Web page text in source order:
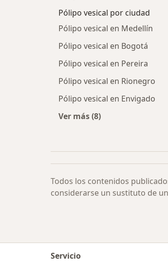
Pólipo vesical por ciudad
Pólipo vesical en Medellín
Pólipo vesical en Bogotá
Pólipo vesical en Pereira
Pólipo vesical en Rionegro
Pólipo vesical en Envigado
Ver más (8)
Más en esta
Todos los contenidos
considerarse un sustituto de
Servicio